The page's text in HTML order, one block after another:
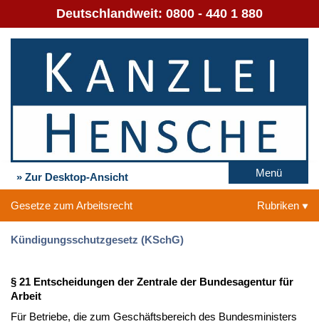
Deutschlandweit: 0800 - 440 1 880
» Zur Desktop-Ansicht Menü
Gesetze zum Arbeitsrecht Rubriken
Kündigungsschutzgesetz (KSchG)
§ 21 Entscheidungen der Zentrale der Bundesagentur für
Arbeit
Für Betriebe, die zum Geschäftsbereich des Bundesministers